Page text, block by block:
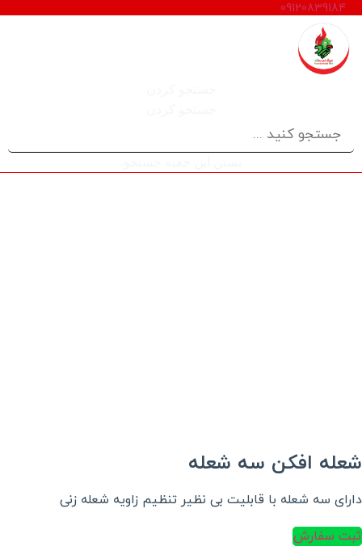
09120839184
شعله افکن سه شعله
دارای سه شعله با قابلیت بی نظیر تنظیم زاویه شعله زنی
ثبت سفارش